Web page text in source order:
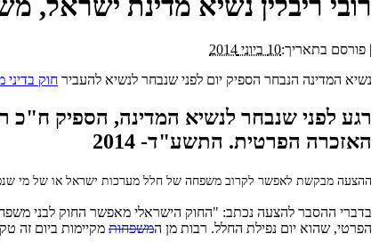
| פורסם בתאריך:10 ביוני 2014
נשיא המדינה הנבחר הספיק יום לפני שנבחר לנשיא להעביר חוק
רגע לפני שנבחר לנשיא המדינה, הספיק ח"כ
האזכרה הפרטית. התשע"ד- 2014
ההצעה מבקשת לאפשר לקרוב משפחה של חלל מערכות ישראל או של מי
בדברי ההסבר להצעה נכתב: "החוק הישראלי מאפשר החוק לבני
הפרטי, שהוא יום נפילת החלל. רבות מן המשפחות מקיימות ביום זה